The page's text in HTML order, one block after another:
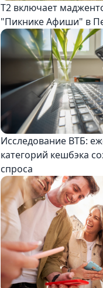
Т2 включает
"Пикнике Афиши" в
Исследование ВТБ:
категорий кешбэка
спроса